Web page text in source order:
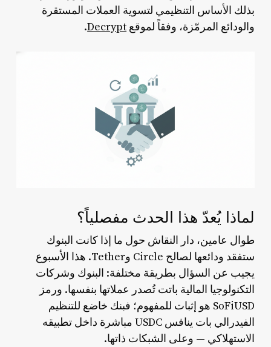
بذلك الأساس التنظيمي لتسوية العملات المستقرة
والودائع المرمّزة، وفقاً لموقع Decrypt
.
لماذا يُعدّ هذا الحدث مفصلياً؟
طوال عامين، دار النقاش حول ما إذا كانت البنوك
ستفقد ودائعها لصالح Circle وTether. هذا الأسبوع
يجيب عن السؤال بطريقة مختلفة: البنوك وشركات
التكنولوجيا المالية باتت تُصدر عملاتها بنفسها. ورمز
SoFiUSD هو إثبات للمفهوم؛ فبنك خاضع للتنظيم
الفيدرالي بات ينافس USDC مباشرة داخل تطبيقه
الاستهلاكي — وعلى الشبكات ذاتها.